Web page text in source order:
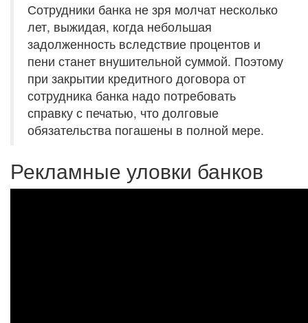
Сотрудники банка не зря молчат несколько
лет, выжидая, когда небольшая
задолженность вследствие процентов и
пени станет внушительной суммой. Поэтому
при закрытии кредитного договора от
сотрудника банка надо потребовать
справку с печатью, что долговые
обязательства погашены в полной мере.
Рекламные уловки банков